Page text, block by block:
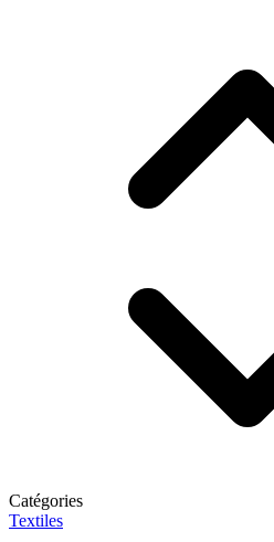
Catégories
Textiles